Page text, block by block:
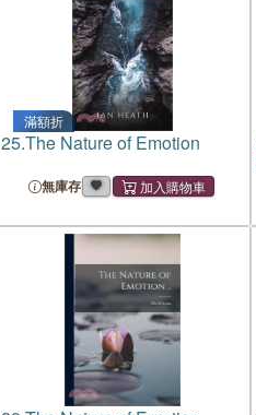
滿額折
25.The Nature of Emotion
無庫存